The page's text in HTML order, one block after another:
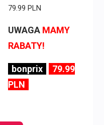
79.99 PLN
UWAGA MAMY
RABATY!
bonprix
79.99
PLN